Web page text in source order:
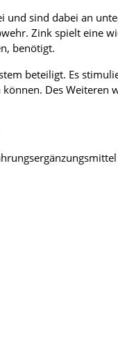
sind dabei an
Zink spielt eine
benötigt.
beteiligt. Es
Des